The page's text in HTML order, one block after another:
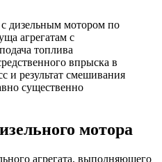
дизельным мотором по
агрегатам с
топлива
впрыска в
и результат смешивания
существенно
мотора
агрегата, выполняющего